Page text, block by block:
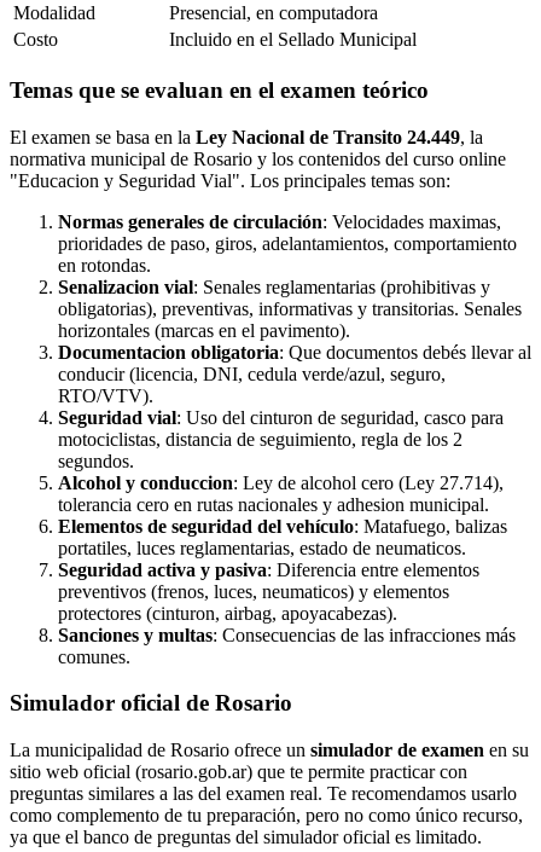
Modalidad
Presencial, en computadora
Costo
Incluido en el Sellado Municipal
Temas que se evaluan en el examen teórico
El examen se basa en la Ley Nacional de Transito 24.449, la
normativa municipal de Rosario y los contenidos del curso online
"Educacion y Seguridad Vial". Los principales temas son:
Normas generales de circulación: Velocidades maximas,
prioridades de paso, giros, adelantamientos, comportamiento
en rotondas.
Senalizacion vial: Senales reglamentarias (prohibitivas y
obligatorias), preventivas, informativas y transitorias. Senales
horizontales (marcas en el pavimento).
Documentacion obligatoria: Que documentos debés llevar al
conducir (licencia, DNI, cedula verde/azul, seguro,
RTO/VTV).
Seguridad vial: Uso del cinturon de seguridad, casco para
motociclistas, distancia de seguimiento, regla de los 2
segundos.
Alcohol y conduccion: Ley de alcohol cero (Ley 27.714),
tolerancia cero en rutas nacionales y adhesion municipal.
Elementos de seguridad del vehículo: Matafuego, balizas
portatiles, luces reglamentarias, estado de neumaticos.
Seguridad activa y pasiva: Diferencia entre elementos
preventivos (frenos, luces, neumaticos) y elementos
protectores (cinturon, airbag, apoyacabezas).
Sanciones y multas: Consecuencias de las infracciones más
comunes.
Simulador oficial de Rosario
La municipalidad de Rosario ofrece un simulador de examen en su
sitio web oficial (rosario.gob.ar) que te permite practicar con
preguntas similares a las del examen real. Te recomendamos usarlo
como complemento de tu preparación, pero no como único recurso,
ya que el banco de preguntas del simulador oficial es limitado.